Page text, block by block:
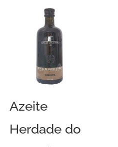
Azeite
Herdade do